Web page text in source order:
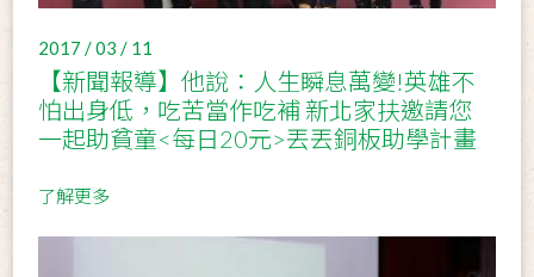
2017 / 03 / 11
【新聞報導】他說：人生瞬息萬變!英雄不
怕出身低，吃苦當作吃補 新北家扶邀請您
一起助貧童<每日20元>丟丟銅板助學計畫
了解更多